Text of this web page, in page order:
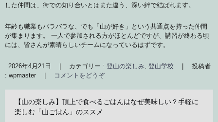
した仲間は、街での知り合いとはまた違う、深い絆で結ばれます。
年齢も職業もバラバラな、でも「山が好き」という共通点を持った仲間
が集まります。 一人で参加される方がほとんどですが、講習が終わる頃
には、皆さんが素晴らしいチームになっているはずです。
2026年4月21日 | カテゴリー : 登山の楽しみ, 登山学校 |
投稿者
: wpmaster
| コメントをどうぞ
【山の楽しみ】頂上で食べるごはんはなぜ美味しい？手軽に
楽しむ「山ごはん」のススメ